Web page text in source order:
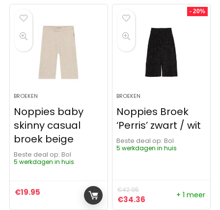
BROEKEN
Noppies baby
skinny casual
broek beige
Beste deal op:
Bol
5 werkdagen in huis
€19.95
- 20%
BROEKEN
Noppies Broek
‘Perris’ zwart / wit
Beste deal op:
Bol
5 werkdagen in huis
€42.95
Oorspronkelijke prijs
€34.36 Huidige prijs is:
+ 1 meer